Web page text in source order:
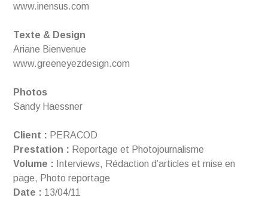
www.inensus.com
Texte & Design
Ariane Bienvenue
www.greeneyezdesign.com
Photos
Sandy Haessner
Client : PERACOD
Prestation : Reportage et Photojournalisme
Volume : Interviews, Rédaction d’articles et mise en
page, Photo reportage
Date : 13/04/11